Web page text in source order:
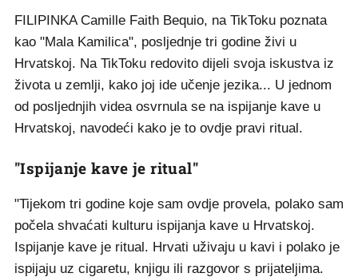
FILIPINKA Camille Faith Bequio, na TikToku poznata
kao "Mala Kamilica", posljednje tri godine živi u
Hrvatskoj. Na TikToku redovito dijeli svoja iskustva iz
života u zemlji, kako joj ide učenje jezika... U jednom
od posljednjih videa osvrnula se na ispijanje kave u
Hrvatskoj, navodeći kako je to ovdje pravi ritual.
"Ispijanje kave je ritual"
"Tijekom tri godine koje sam ovdje provela, polako sam
počela shvaćati kulturu ispijanja kave u Hrvatskoj.
Ispijanje kave je ritual. Hrvati uživaju u kavi i polako je
ispijaju uz cigaretu, knjigu ili razgovor s prijateljima.